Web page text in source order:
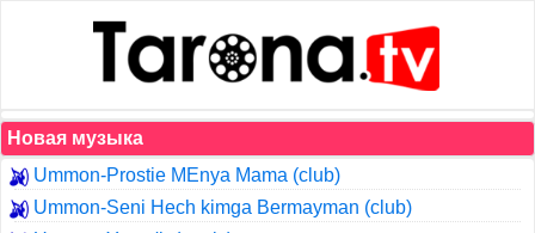
Новая музыка
Ummon-Prostie MEnya Mama (club)
Ummon-Seni Hech kimga Bermayman (club)